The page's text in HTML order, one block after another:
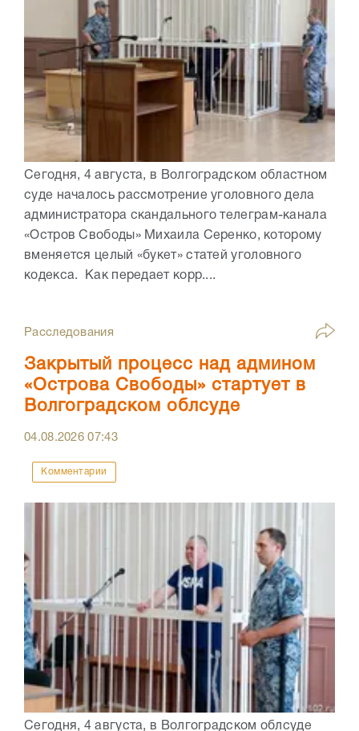
Сегодня, 4 августа, в Волгоградском областном
суде началось рассмотрение уголовного дела
администратора скандального телеграм-канала
«Остров Свободы» Михаила Серенко, которому
вменяется целый «букет» статей уголовного
кодекса. Как передает корр....
Расследования
Закрытый процесс над админом
«Острова Свободы» стартует в
Волгоградском облсуде
04.08.202607:43
Комментарии
Сегодня, 4 августа, в Волгоградском облсуде